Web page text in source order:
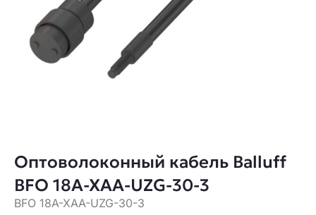
Оптоволоконный кабель Balluff
BFO 18A-XAA-UZG-30-3
BFO 18A-XAA-UZG-30-3